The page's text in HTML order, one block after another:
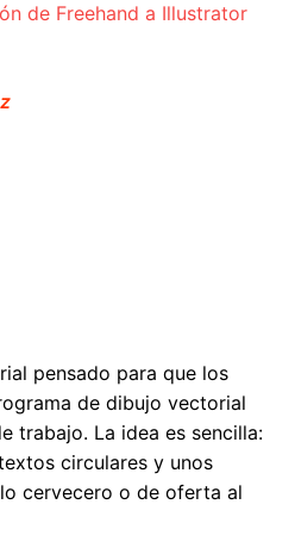
de Freehand a Illustrator
pensado para que los
de dibujo vectorial
trabajo. La idea es sencilla:
circulares y unos
cervecero o de oferta al